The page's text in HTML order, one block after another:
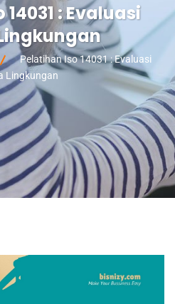
: Evaluasi
Pelatihan Iso 14031 : Evaluasi
Lingkungan